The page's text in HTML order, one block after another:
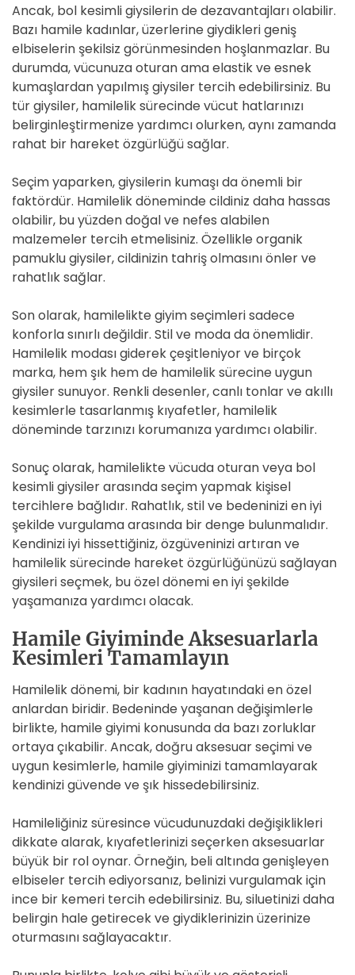
Ancak, bol kesimli giysilerin de dezavantajları olabilir.
Bazı hamile kadınlar, üzerlerine giydikleri geniş
elbiselerin şekilsiz görünmesinden hoşlanmazlar. Bu
durumda, vücunuza oturan ama elastik ve esnek
kumaşlardan yapılmış giysiler tercih edebilirsiniz. Bu
tür giysiler, hamilelik sürecinde vücut hatlarınızı
belirginleştirmenize yardımcı olurken, aynı zamanda
rahat bir hareket özgürlüğü sağlar.
Seçim yaparken, giysilerin kumaşı da önemli bir
faktördür. Hamilelik döneminde cildiniz daha hassas
olabilir, bu yüzden doğal ve nefes alabilen
malzemeler tercih etmelisiniz. Özellikle organik
pamuklu giysiler, cildinizin tahriş olmasını önler ve
rahatlık sağlar.
Son olarak, hamilelikte giyim seçimleri sadece
konforla sınırlı değildir. Stil ve moda da önemlidir.
Hamilelik modası giderek çeşitleniyor ve birçok
marka, hem şık hem de hamilelik sürecine uygun
giysiler sunuyor. Renkli desenler, canlı tonlar ve akıllı
kesimlerle tasarlanmış kıyafetler, hamilelik
döneminde tarzınızı korumanıza yardımcı olabilir.
Sonuç olarak, hamilelikte vücuda oturan veya bol
kesimli giysiler arasında seçim yapmak kişisel
tercihlere bağlıdır. Rahatlık, stil ve bedeninizi en iyi
şekilde vurgulama arasında bir denge bulunmalıdır.
Kendinizi iyi hissettiğiniz, özgüveninizi artıran ve
hamilelik sürecinde hareket özgürlüğünüzü sağlayan
giysileri seçmek, bu özel dönemi en iyi şekilde
yaşamanıza yardımcı olacak.
Hamile Giyiminde Aksesuarlarla
Kesimleri Tamamlayın
Hamilelik dönemi, bir kadının hayatındaki en özel
anlardan biridir. Bedeninde yaşanan değişimlerle
birlikte, hamile giyimi konusunda da bazı zorluklar
ortaya çıkabilir. Ancak, doğru aksesuar seçimi ve
uygun kesimlerle, hamile giyiminizi tamamlayarak
kendinizi güvende ve şık hissedebilirsiniz.
Hamileliğiniz süresince vücudunuzdaki değişiklikleri
dikkate alarak, kıyafetlerinizi seçerken aksesuarlar
büyük bir rol oynar. Örneğin, beli altında genişleyen
elbiseler tercih ediyorsanız, belinizi vurgulamak için
ince bir kemeri tercih edebilirsiniz. Bu, siluetinizi daha
belirgin hale getirecek ve giydiklerinizin üzerinize
oturmasını sağlayacaktır.